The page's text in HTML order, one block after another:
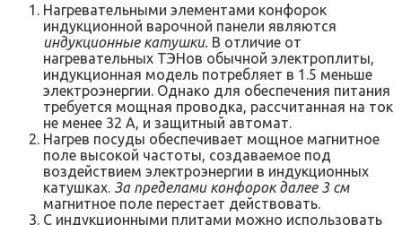
Нагревательными элементами конфорок
индукционной варочной панели являются
индукционные катушки. В отличие от
нагревательных ТЭНов обычной электроплиты,
индукционная модель потребляет в 1.5 меньше
электроэнергии. Однако для обеспечения питания
требуется мощная проводка, рассчитанная на ток
не менее 32 А, и защитный автомат.
Нагрев посуды обеспечивает мощное магнитное
поле высокой частоты, создаваемое под
воздействием электроэнергии в индукционных
катушках. За пределами конфорок далее 3 см
магнитное поле перестает действовать.
С индукционными плитами можно использовать